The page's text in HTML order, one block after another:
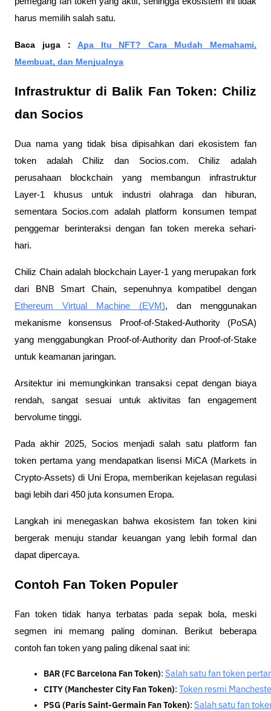
harus memilih salah satu.
Baca juga : Apa Itu NFT? Cara Mudah Memahami,
Membuat, dan Menjualnya
Infrastruktur di Balik Fan Token: Chiliz
dan Socios
Dua nama yang tidak bisa dipisahkan dari ekosistem fan
token adalah Chiliz dan Socios.com. Chiliz adalah
perusahaan blockchain yang membangun infrastruktur
Layer-1 khusus untuk industri olahraga dan hiburan,
sementara Socios.com adalah platform konsumen tempat
penggemar berinteraksi dengan fan token mereka sehari-
hari.
Chiliz Chain adalah blockchain Layer-1 yang merupakan fork
dari BNB Smart Chain, sepenuhnya kompatibel dengan
Ethereum Virtual Machine (EVM), dan menggunakan
mekanisme konsensus Proof-of-Staked-Authority (PoSA)
yang menggabungkan Proof-of-Authority dan Proof-of-Stake
untuk keamanan jaringan.
Arsitektur ini memungkinkan transaksi cepat dengan biaya
rendah, sangat sesuai untuk aktivitas fan engagement
bervolume tinggi.
Pada akhir 2025, Socios menjadi salah satu platform fan
token pertama yang mendapatkan lisensi MiCA (Markets in
Crypto-Assets) di Uni Eropa, memberikan kejelasan regulasi
bagi lebih dari 450 juta konsumen Eropa.
Langkah ini menegaskan bahwa ekosistem fan token kini
bergerak menuju standar keuangan yang lebih formal dan
dapat dipercaya.
Contoh Fan Token Populer
Fan token tidak hanya terbatas pada sepak bola, meski
segmen ini memang paling dominan. Berikut beberapa
contoh fan token yang paling dikenal saat ini:
BAR (FC Barcelona Fan Token): Salah satu fan token
CITY (Manchester City Fan Token):
Token resmi
PSG (Paris Saint-Germain Fan Token): Salah satu fan